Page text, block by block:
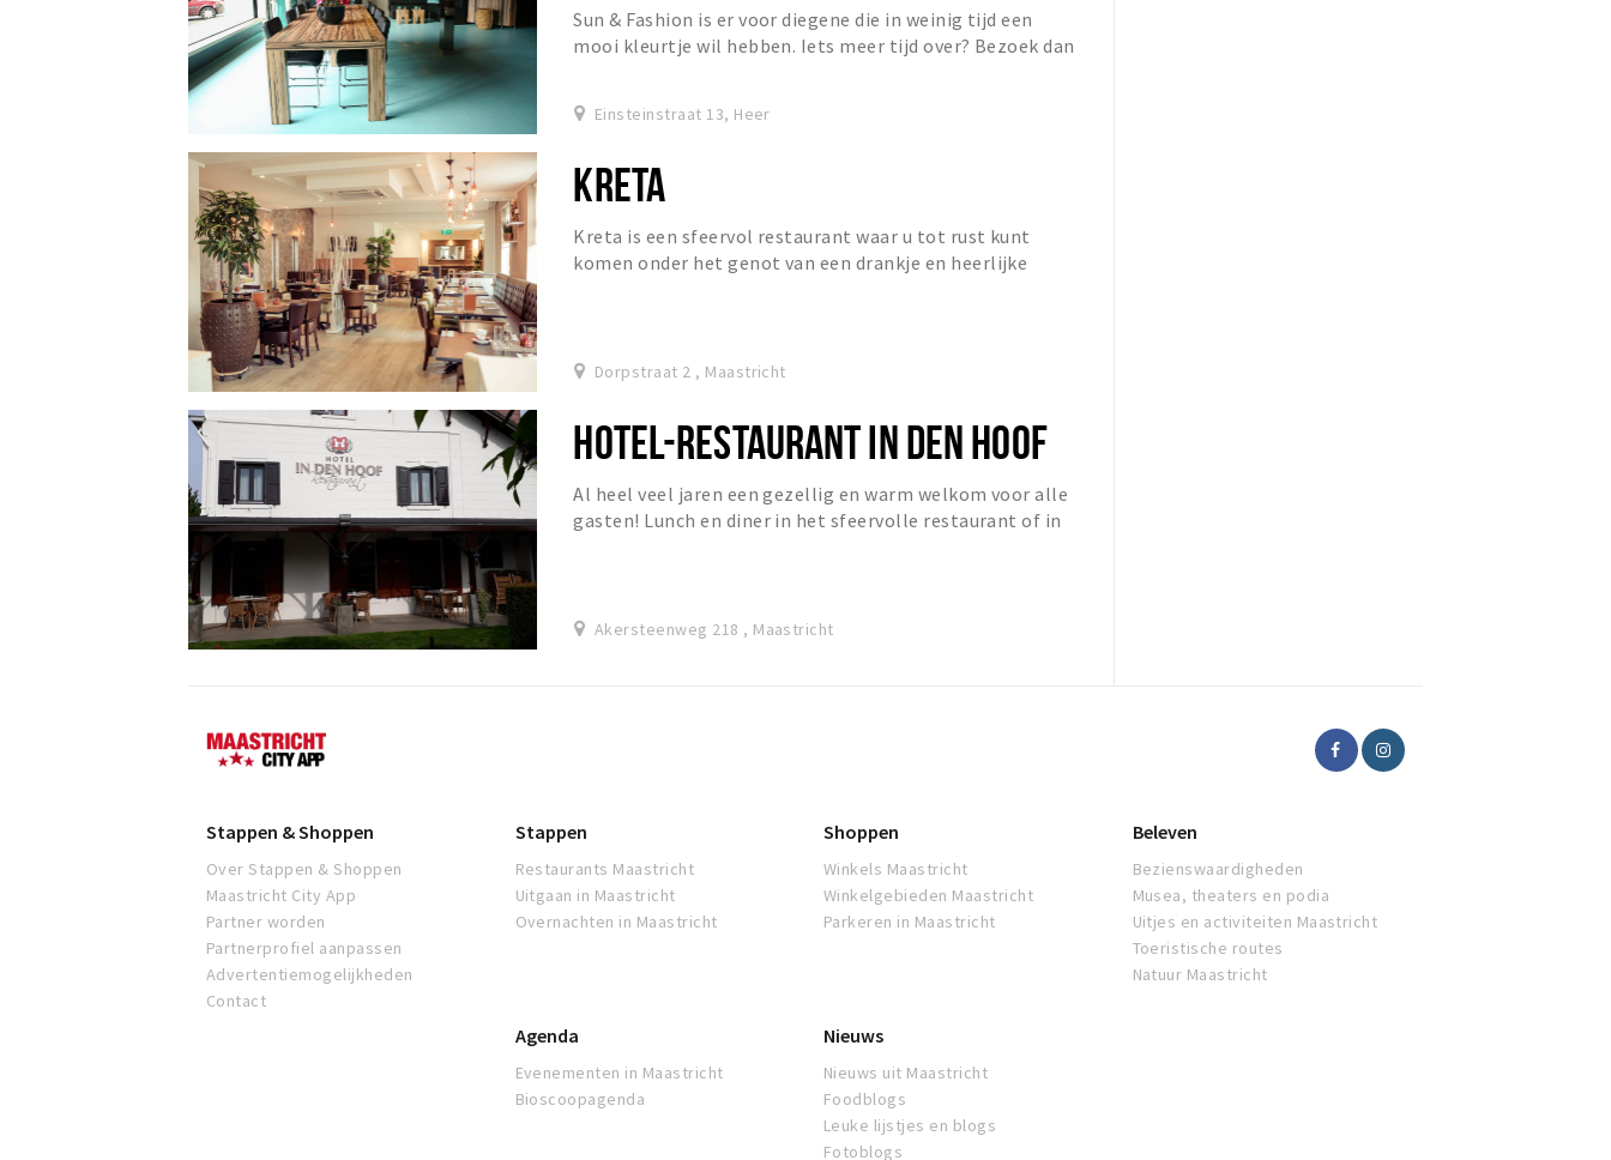
Sun & Fashion is er voor diegene die in weinig tijd een
mooi kleurtje wil hebben. Iets meer tijd over? Bezoek dan
Einsteinstraat 13, Heer
KRETA
Kreta is een sfeervol restaurant waar u tot rust kunt
komen onder het genot van een drankje en heerlijke
Dorpstraat 2 , Maastricht
HOTEL-RESTAURANT IN DEN HOOF
Al heel veel jaren een gezellig en warm welkom voor alle
gasten! Lunch en diner in het sfeervolle restaurant of in
Akersteenweg 218 , Maastricht
Maastricht
Stappen & Shoppen
Over Stappen & Shoppen
Maastricht City App
Partner worden
Partnerprofiel aanpassen
Advertentiemogelijkheden
Contact
Stappen
Restaurants Maastricht
Uitgaan in Maastricht
Overnachten in Maastricht
Shoppen
Winkels Maastricht
Winkelgebieden Maastricht
Parkeren in Maastricht
Beleven
Bezienswaardigheden
Musea, theaters en podia
Uitjes en activiteiten Maastricht
Toeristische routes
Natuur Maastricht
Agenda
Evenementen in Maastricht
Bioscoopagenda
Nieuws
Nieuws uit Maastricht
Foodblogs
Leuke lijstjes en blogs
Fotoblogs